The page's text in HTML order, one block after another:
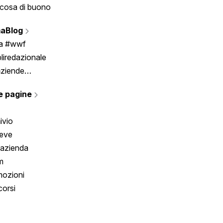
di buono
#wwf
pagine